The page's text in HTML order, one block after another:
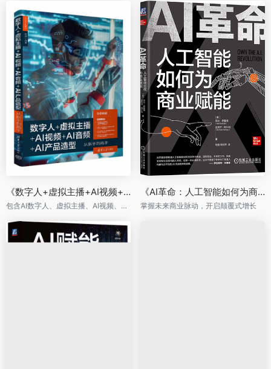
《数字人+虚拟主播+AI视频+AI音频+AI产品造型：从新手到高手》
包含AI数字人、虚拟主播、AI视频、AI音频的方方面面
《AI革命：人工智能如何为商业赋能》
掌握未来商业脉动，开启颠覆式增长